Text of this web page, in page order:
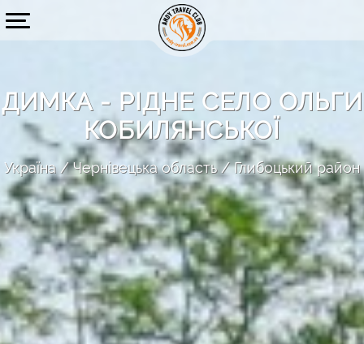
ДИМКА - РІДНЕ СЕЛО ОЛЬГИ
КОБИЛЯНСЬКОЇ
Україна Чернівецька область Глибоцький район